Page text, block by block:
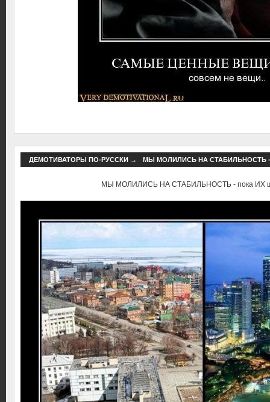
ДЕМОТИВАТОРЫ ПО-РУССКИ→ МЫ МОЛИЛИСЬ НА СТАБИЛЬНОСТЬ
МЫ МОЛИЛИСЬ НА СТАБИЛЬНОСТЬ - пока ИХ